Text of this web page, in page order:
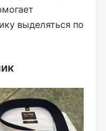
выделяться по